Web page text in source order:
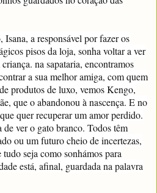
a responsável por fazer os
pisos da loja, sonha voltar a ver
na sapataria, encontramos
a sua melhor amiga, com quem
produtos de luxo, vemos Kengo,
que o abandonou à nascença. E no
quer recuperar um amor perdido.
de ver o gato branco. Todos têm
ou um futuro cheio de incertezas,
seja como sonhámos para
está, afinal, guardada na palavra